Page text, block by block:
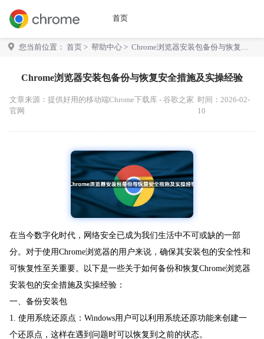
首页
您当前位置： 首页 > 帮助中心 > Chrome浏览器安装包备份与恢复安
Chrome浏览器安装包备份与恢复安全措施及实操经验
文章来源： 提供好用的移动端Chrome下载库 - 谷歌之家
官网
时间：2026-02-
10
在当今数字化时代，网络安全已成为我们生活中不可或缺的一部
分。对于使用Chrome浏览器的用户来说，确保其安装包的安全性和
可恢复性至关重要。以下是一些关于如何备份和恢复Chrome浏览器
安装包的安全措施及实操经验：
一、备份安装包
1. 使用系统还原点：Windows用户可以利用系统还原功能来创建一
个还原点，这样在遇到问题时可以恢复到之前的状态。